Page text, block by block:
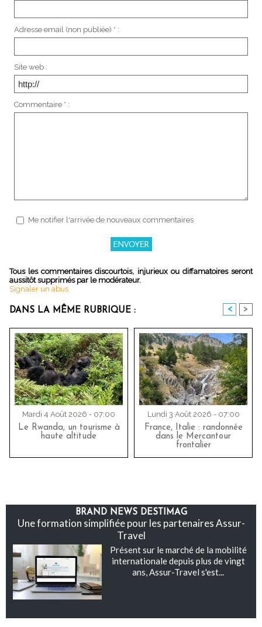
Adresse email (non publiée) * :
Site web :
Commentaire * :
Me notifier l'arrivée de nouveaux commentaires
Tous les commentaires discourtois, injurieux ou diffamatoires seront
aussitôt supprimés par le modérateur.
Signaler un abus
DANS LA MÊME RUBRIQUE : < >
Mardi 4 Août 2026 - 07:00
Le Rwanda, un tourisme à
haute altitude
Lundi 3 Août 2026 - 07:00
France, Italie : randonnée
dans le Mercantour
frontalier
BRAND NEWS DESTIMAG
Une formation simplifiée pour les partenaires Assur-
Travel
Présent sur le marché de la mobilité
internationale depuis plus de vingt
ans, Assur-Travel s'est...